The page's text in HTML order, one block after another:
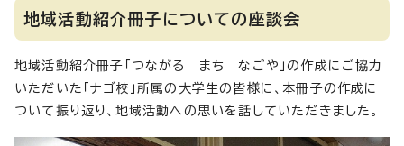
地域活動紹介冊子についての座談会
地域活動紹介冊子「つながる まち なごや」の作成にご協力
いただいた「ナゴ校」所属の大学生の皆様に、本冊子の作成に
ついて振り返り、地域活動への思いを話していただきました。